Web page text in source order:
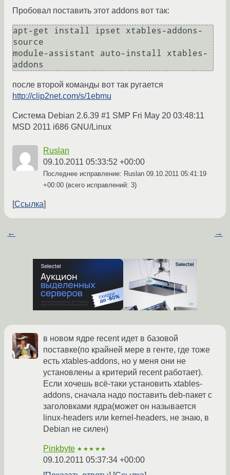
Пробовал поставить этот addons вот так:
apt-get install ipset xtables-addons-
source
module-assistant auto-install xtables-
после второй команды вот так ругается
http://clip2net.com/s/1ebmu
Система Debian 2.6.39 #1 SMP Fri May 20 03:48:11
MSD 2011 i686 GNU/Linux
Ruslan
09.10.2011 05:33:52 +00:00
Последнее исправление: Ruslan 09.10.2011 05:41:19
+00:00 (всего исправлений: 3)
Ссылка
← →
в новом ядре recent идет в базовой
поставке(по крайней мере в генте, где тоже
есть xtables-addons, но у меня они не
установлены а критерий recent работает).
Если хочешь всё-таки установить xtables-
addons, сначала надо поставить deb-пакет с
заголовками ядра(может он называется
linux-headers или kernel-headers, не знаю, в
Debian не силен)
Pinkbyte ★★★★★
09.10.2011 05:37:34 +00:00